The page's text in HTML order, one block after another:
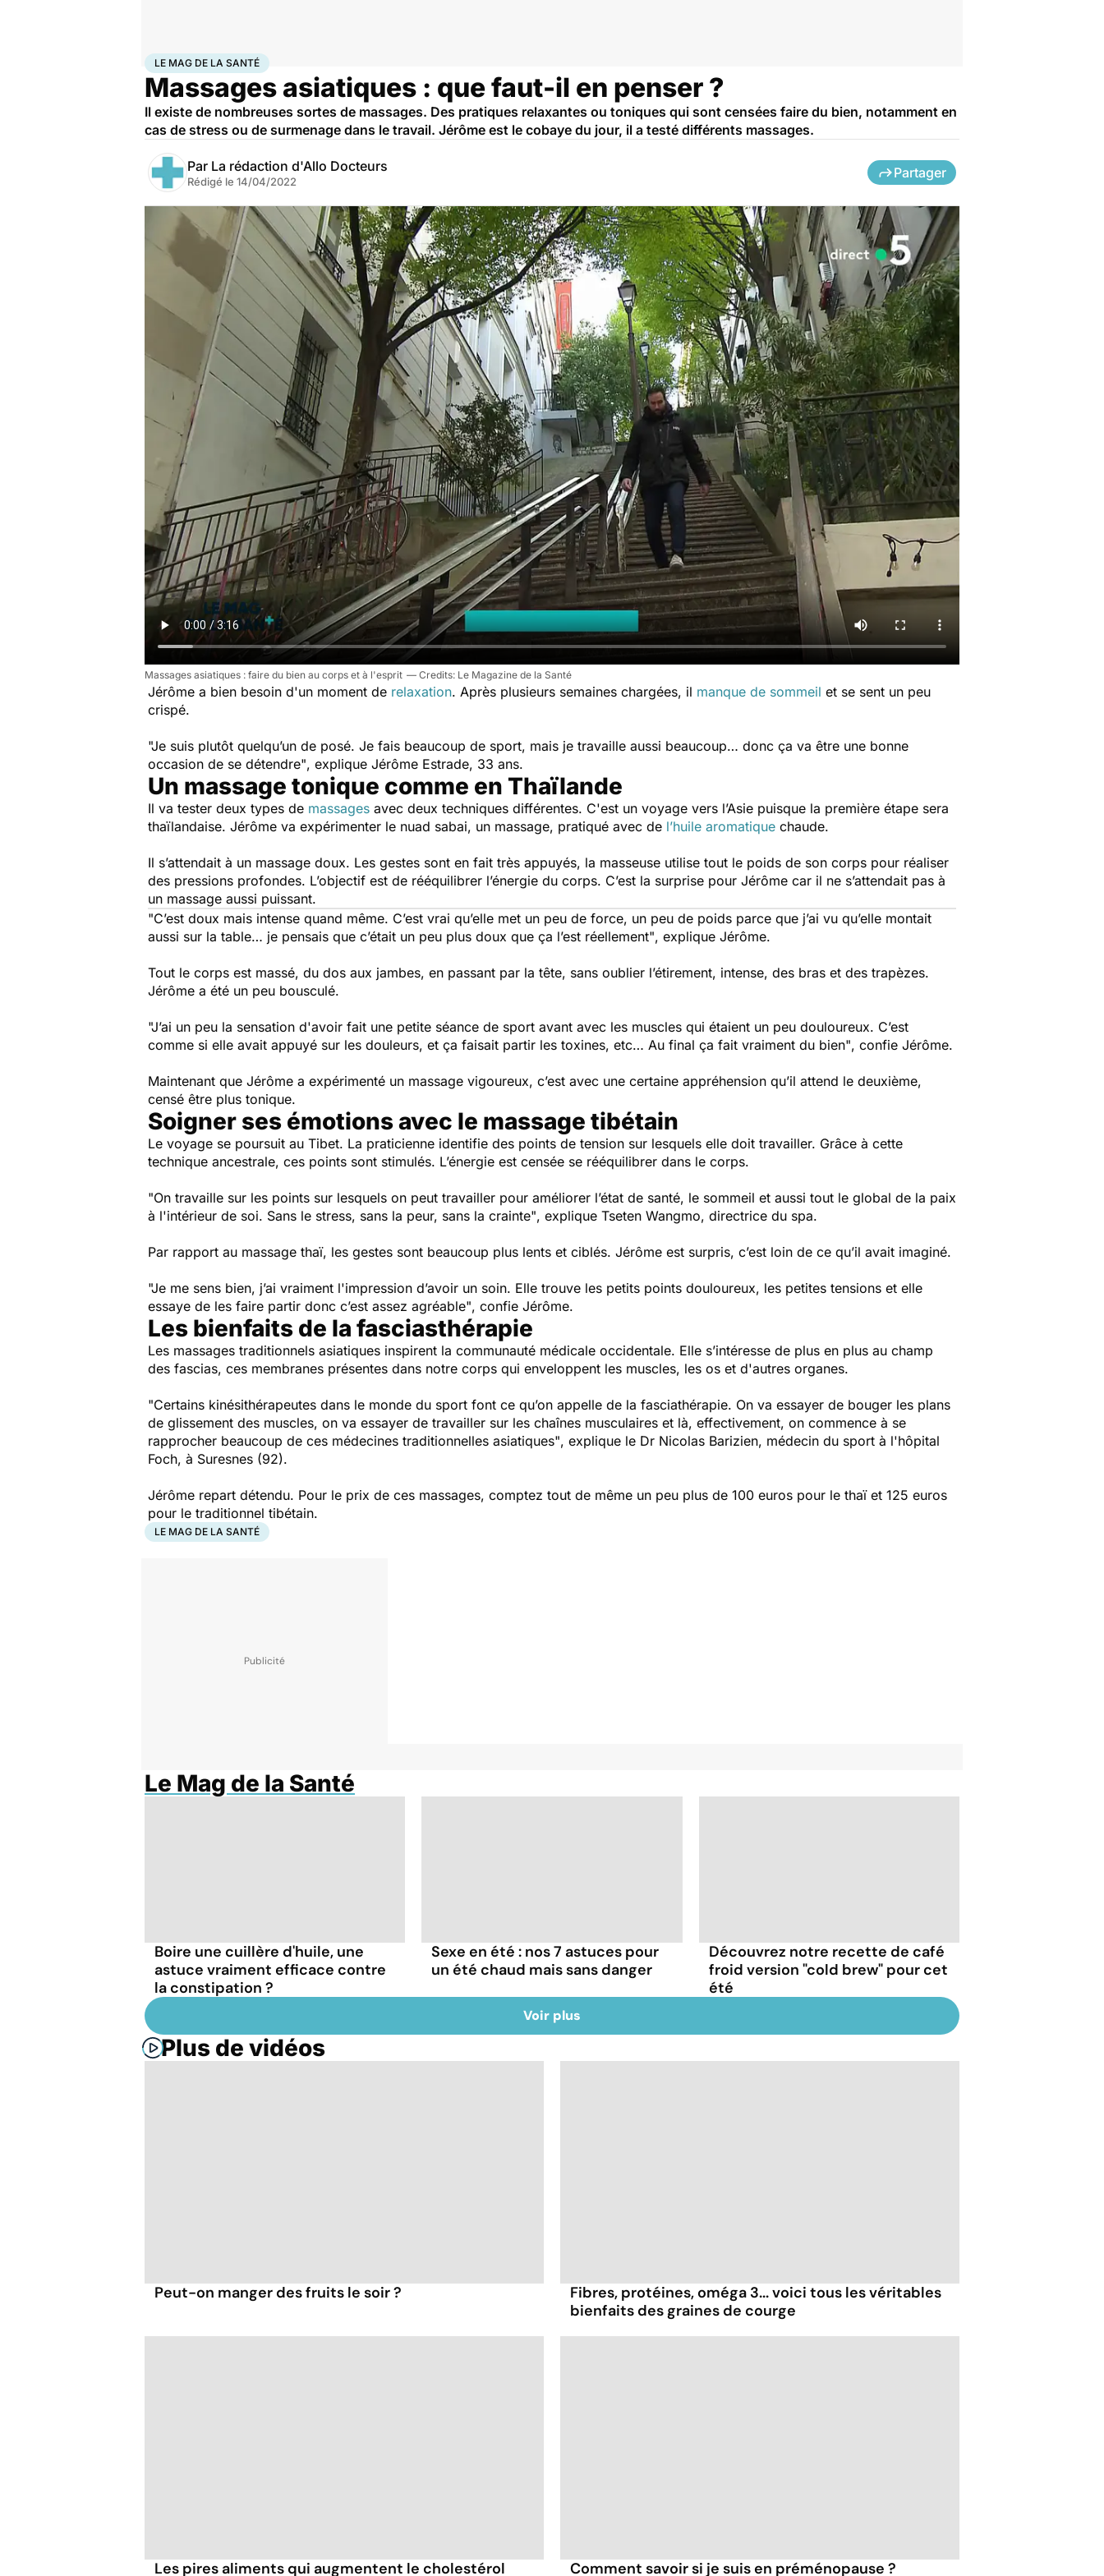
AccueilBien-être Le Mag de la Santé
LE MAG DE LA SANTÉ
Massages asiatiques : que faut-il en penser ?
Il existe de nombreuses sortes de massages. Des pratiques relaxantes ou toniques qui sont censées faire du bien, notamment en
cas de stress ou de surmenage dans le travail. Jérôme est le cobaye du jour, il a testé différents massages.
Par La rédaction d'Allo Docteurs
Rédigé le 14/04/2022
Partager
Massages asiatiques : faire du bien au corps et à l'esprit Le Magazine de la Santé
Jérôme a bien besoin d'un moment de relaxation. Après plusieurs semaines chargées, il manque de sommeil et se sent un peu
crispé.
"Je suis plutôt quelqu’un de posé. Je fais beaucoup de sport, mais je travaille aussi beaucoup… donc ça va être une bonne
occasion de se détendre", explique Jérôme Estrade, 33 ans.
Un massage tonique comme en Thaïlande
Il va tester deux types de massages avec deux techniques différentes. C'est un voyage vers l’Asie puisque la première étape sera
thaïlandaise. Jérôme va expérimenter le nuad sabai, un massage, pratiqué avec de l’huile aromatique chaude.
Il s’attendait à un massage doux. Les gestes sont en fait très appuyés, la masseuse utilise tout le poids de son corps pour réaliser
des pressions profondes. L’objectif est de rééquilibrer l’énergie du corps. C’est la surprise pour Jérôme car il ne s’attendait pas à
un massage aussi puissant.
"C’est doux mais intense quand même. C’est vrai qu’elle met un peu de force, un peu de poids parce que j’ai vu qu’elle montait
aussi sur la table… je pensais que c’était un peu plus doux que ça l’est réellement", explique Jérôme.
Tout le corps est massé, du dos aux jambes, en passant par la tête, sans oublier l’étirement, intense, des bras et des trapèzes.
Jérôme a été un peu bousculé.
"J’ai un peu la sensation d'avoir fait une petite séance de sport avant avec les muscles qui étaient un peu douloureux. C’est
comme si elle avait appuyé sur les douleurs, et ça faisait partir les toxines, etc… Au final ça fait vraiment du bien", confie Jérôme.
Maintenant que Jérôme a expérimenté un massage vigoureux, c’est avec une certaine appréhension qu’il attend le deuxième,
censé être plus tonique.
Soigner ses émotions avec le massage tibétain
Le voyage se poursuit au Tibet. La praticienne identifie des points de tension sur lesquels elle doit travailler. Grâce à cette
technique ancestrale, ces points sont stimulés. L’énergie est censée se rééquilibrer dans le corps.
"On travaille sur les points sur lesquels on peut travailler pour améliorer l’état de santé, le sommeil et aussi tout le global de la paix
à l'intérieur de soi. Sans le stress, sans la peur, sans la crainte", explique Tseten Wangmo, directrice du spa.
Par rapport au massage thaï, les gestes sont beaucoup plus lents et ciblés. Jérôme est surpris, c’est loin de ce qu’il avait imaginé.
"Je me sens bien, j’ai vraiment l'impression d’avoir un soin. Elle trouve les petits points douloureux, les petites tensions et elle
essaye de les faire partir donc c’est assez agréable", confie Jérôme.
Les bienfaits de la fasciasthérapie
Les massages traditionnels asiatiques inspirent la communauté médicale occidentale. Elle s’intéresse de plus en plus au champ
des fascias, ces membranes présentes dans notre corps qui enveloppent les muscles, les os et d'autres organes.
"Certains kinésithérapeutes dans le monde du sport font ce qu’on appelle de la fasciathérapie. On va essayer de bouger les plans
de glissement des muscles, on va essayer de travailler sur les chaînes musculaires et là, effectivement, on commence à se
rapprocher beaucoup de ces médecines traditionnelles asiatiques", explique le Dr Nicolas Barizien, médecin du sport à l'hôpital
Foch, à Suresnes (92).
Jérôme repart détendu. Pour le prix de ces massages, comptez tout de même un peu plus de 100 euros pour le thaï et 125 euros
pour le traditionnel tibétain.
LE MAG DE LA SANTÉ
Le Mag de la Santé
Boire une cuillère d'huile, une
astuce vraiment efficace contre
la constipation ?
Sexe en été : nos 7 astuces pour
un été chaud mais sans danger
Découvrez notre recette de café
froid version "cold brew" pour cet
été
Voir plus
Plus de vidéos
Peut-on manger des fruits le soir ?
Fibres, protéines, oméga 3... voici tous les véritables
bienfaits des graines de courge
Les pires aliments qui augmentent le cholestérol Comment savoir si je suis en préménopause ?